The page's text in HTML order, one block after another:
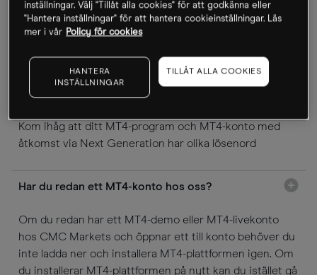
iOS (Safari): När sidan har laddat klart tryck på dela-
knappen längst ner på sidan och välj "Lägg till på
Android (Chrome)
: När sidan har laddat klart tryck på
meny-ikonen och väljer "Lägg till på startskärmen".
Kom ihåg att ditt MT4-program och MT4-konto med
åtkomst via Next Generation har olika lösenord
Har du redan ett MT4-konto hos oss?
Om du redan har ett MT4-demo eller MT4-livekonto
hos CMC Markets och öppnar ett till konto behöver du
inte ladda ner och installera MT4-plattformen igen. Om
du installerar MT4-plattformen på nytt kan du istället gå
inställningar. Välj "Tillåt alla cookies" för att godkänna eller
"Hantera inställningar" för att hantera cookieinställningar. Läs
mer i vår Policy för cookies
HANTERA
INSTÄLLNINGAR
TILLÅT ALLA COOKIES